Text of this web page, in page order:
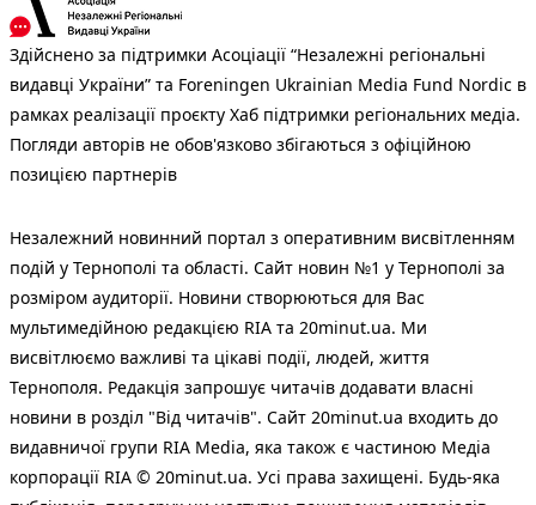
Здійснено за підтримки Асоціації “Незалежні регіональні
видавці України” та Foreningen Ukrainian Media Fund Nordic в
рамках реалізації проєкту Хаб підтримки регіональних медіа.
Погляди авторів не обов'язково збігаються з офіційною
позицією партнерів
Незалежний новинний портал з оперативним висвітленням
подій у Тернополі та області. Сайт новин №1 у Тернополі за
розміром аудиторії. Новини створюються для Вас
мультимедійною редакцією RIA та 20minut.ua. Ми
висвітлюємо важливі та цікаві події, людей, життя
Тернополя. Редакція запрошує читачів додавати власні
новини в розділ "Від читачів". Сайт 20minut.ua входить до
видавничої групи RIA Media, яка також є частиною Медіа
корпорації RIA © 20minut.ua. Усі права захищені. Будь-яка